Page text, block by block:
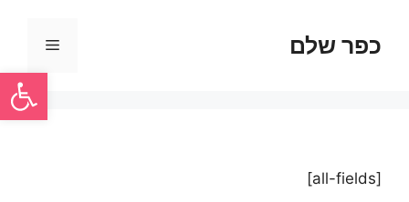
פתח
כפר שלם
[all-fields]